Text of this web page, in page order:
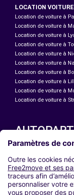
LOCATION
Location de voiture à
Location de voiture à
Location de voiture à
Location de voiture à
Location de voiture à
Location de voiture à
Location de voiture à
Location de voiture à
Location de voiture à
Location de voiture à
Paris
Madrid
Washington DC
Milan